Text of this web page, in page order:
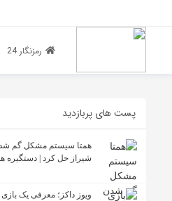
رمزنگار 24
پست های پربازدید
همتا سیستم مشکل گم شدن
شیراز حل کرد | دستگیره
ویوز داکز؛ معرفی یک بازی